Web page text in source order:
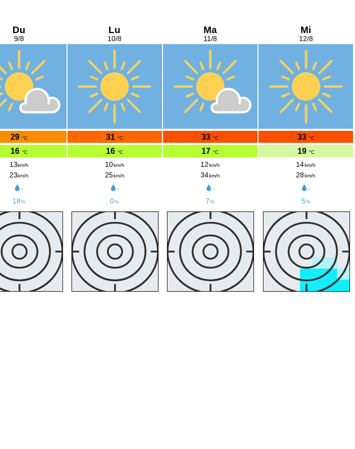
Du
9/8
29 °C
16 °C
13km/h
23km/h
-
18%
Lu
10/8
31 °C
16 °C
10km/h
25km/h
-
0%
Ma
11/8
33 °C
17 °C
12km/h
34km/h
-
7 %
Mi
12/8
33 °C
19 °C
14km/h
28km/h
-
5%